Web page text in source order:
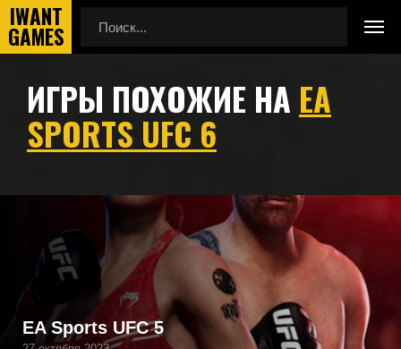
Главная
Игры похожие на EA Sports UFC 6
ИГРЫ ПОХОЖИЕ НА EA
SPORTS UFC 6
Подборка игр, похожих на EA Sports UFC 6 по геймплею,
EA Sports UFC 5